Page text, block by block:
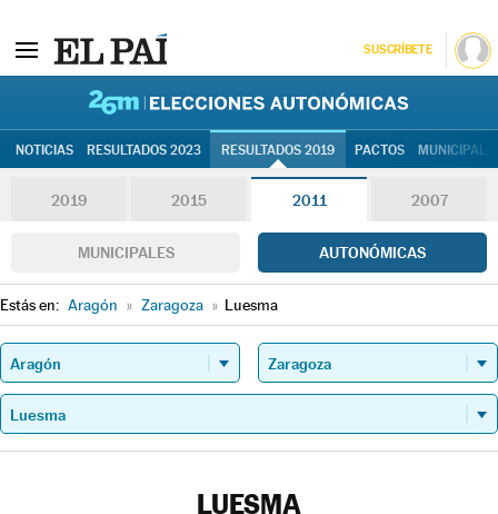
SUSCRÍBETE
NOTICIAS RESULTADOS 2023 RESULTADOS 2019 PACTOS
2019 2015 2011 2007
MUNICIPALES AUTONÓMICAS
Estás en: Aragón » Zaragoza » Luesma
LUESMA